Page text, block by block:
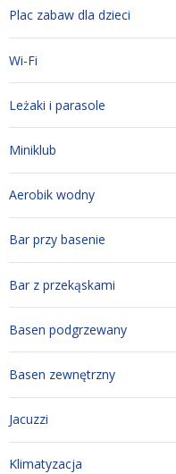
Plac zabaw dla dzieci
Wi-Fi
Leżaki i parasole
Miniklub
Aerobik wodny
Bar przy basenie
Bar z przekąskami
Basen podgrzewany
Basen zewnętrzny
Jacuzzi
Klimatyzacja